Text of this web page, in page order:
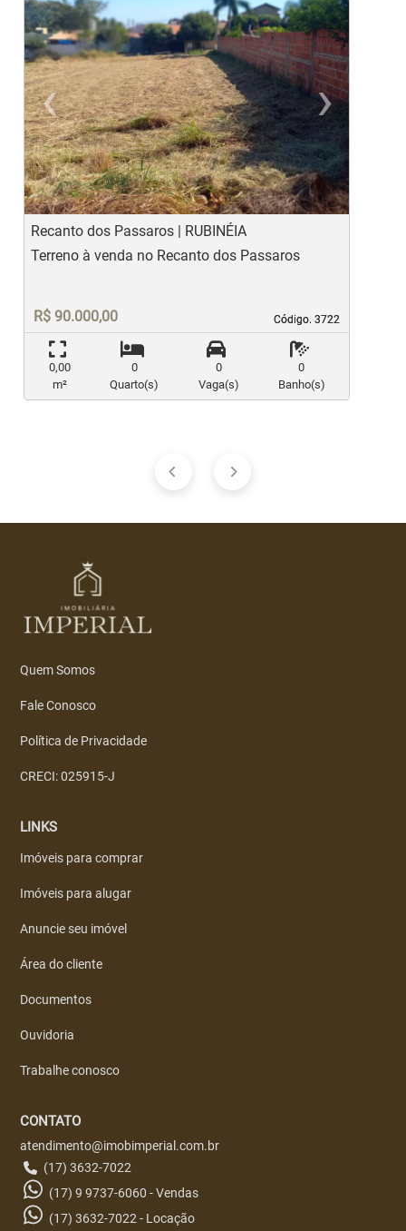
‹
Previous
›
Recanto dos Passaros | RUBINÉIA
Código. 3722
Código. 3722
Terreno à venda no Recanto dos Passaros
R$ 90.000,00
0,00
m²
0
Quarto(s)
0
Vaga(s)
0
Banho(s)
Quem Somos
Fale Conosco
Política de Privacidade
CRECI: 025915-J
LINKS
Imóveis para comprar
Imóveis para alugar
Anuncie seu imóvel
Área do cliente
Documentos
Ouvidoria
Trabalhe conosco
CONTATO
atendimento@imobimperial.com.br
(17) 3632-7022
(17) 9 9737-6060 - Vendas
(17) 3632-7022 - Locação